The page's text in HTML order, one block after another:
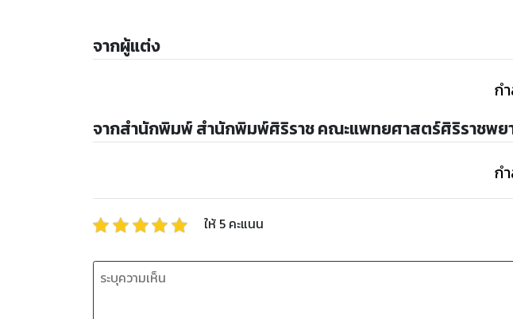
จากผู้แต่ง
ก
จากสำนักพิมพ์ สำนักพิมพ์ศิริราช คณะแพทยศาสตร์ศิริราชพย
ก
ให้ 5 คะแนน